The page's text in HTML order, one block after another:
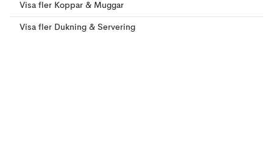
Visa fler Koppar & Muggar
Visa fler Dukning & Servering